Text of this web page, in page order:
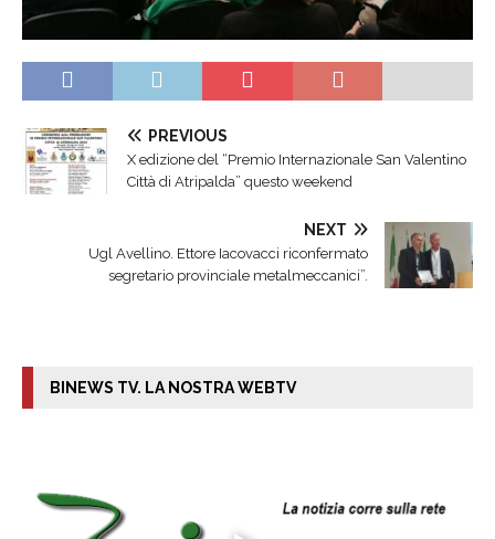
PREVIOUS
X edizione del “Premio Internazionale San Valentino
Città di Atripalda” questo weekend
NEXT
Ugl Avellino. Ettore Iacovacci riconfermato
segretario provinciale metalmeccanici”.
BINEWS TV. LA NOSTRA WEBTV